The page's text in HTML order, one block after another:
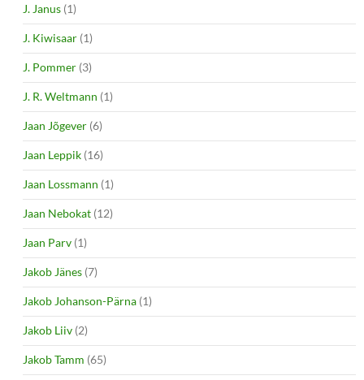
J. Janus (1)
J. Kiwisaar (1)
J. Pommer (3)
J. R. Weltmann (1)
Jaan Jõgever (6)
Jaan Leppik (16)
Jaan Lossmann (1)
Jaan Nebokat (12)
Jaan Parv (1)
Jakob Jänes (7)
Jakob Johanson-Pärna (1)
Jakob Liiv (2)
Jakob Tamm (65)